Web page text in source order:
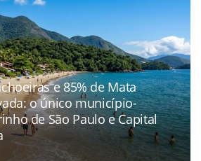
e 85% de Mata
o único município-
de São Paulo e Capital